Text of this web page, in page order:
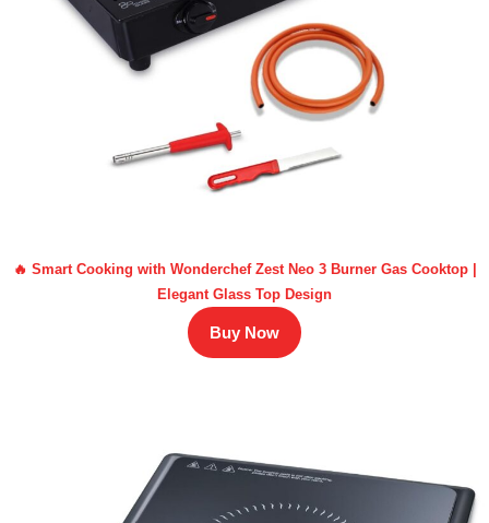
🔥 Smart Cooking with Wonderchef Zest Neo 3 Burner Gas Cooktop |
Elegant Glass Top Design
Buy Now